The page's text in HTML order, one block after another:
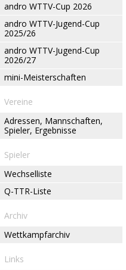
andro WTTV-Cup 2026
andro WTTV-Jugend-Cup
2025/26
andro WTTV-Jugend-Cup
2026/27
mini-Meisterschaften
Vereine
Adressen, Mannschaften,
Spieler, Ergebnisse
Spieler
Wechselliste
Q-TTR-Liste
Archiv
Wettkampfarchiv
Links